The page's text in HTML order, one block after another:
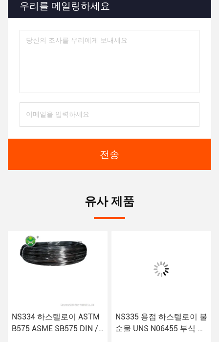
우리를 메일링하세요
전송
유사 제품
NS334 하스텔로이 ASTM
B575 ASME SB575 DIN /
NS335 용접 하스텔로이 불
순물 UNS N06455 부식 저